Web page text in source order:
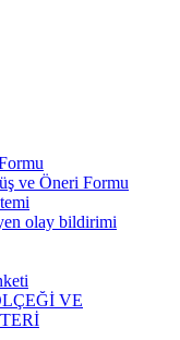
ve Öneri Formu
olay bildirimi
VE